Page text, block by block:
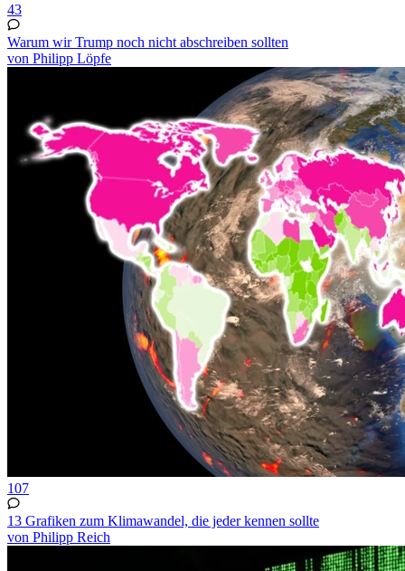
43
Warum wir Trump noch nicht abschreiben sollten
von Philipp Löpfe
107
13 Grafiken zum Klimawandel, die jeder kennen sollte
von Philipp Reich